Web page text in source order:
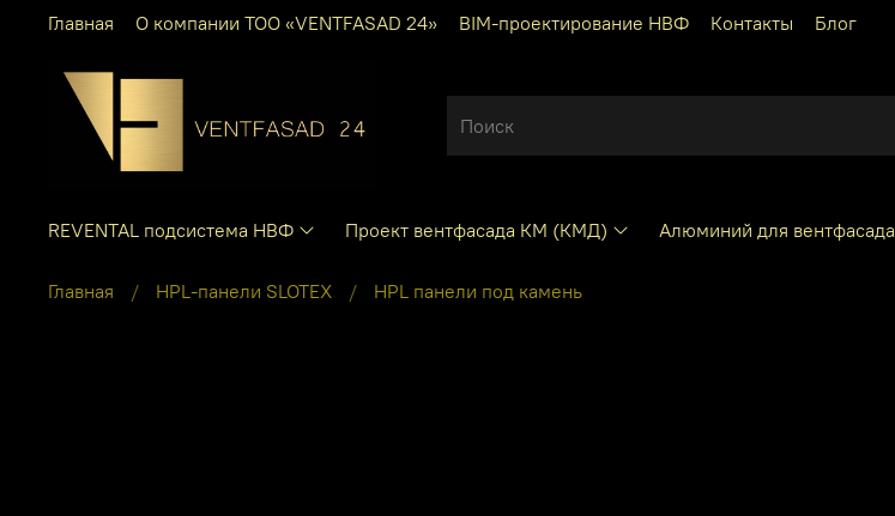
Главная О компании ТОО «VENTFASAD 24» BIM-проектирование НВФ Контакты Блог
REVENTAL подсистема НВФ Проект вентфасада КМ (КМД) Алюминий для вентфасада
Главная HPL-панели SLOTEX HPL панели под камень